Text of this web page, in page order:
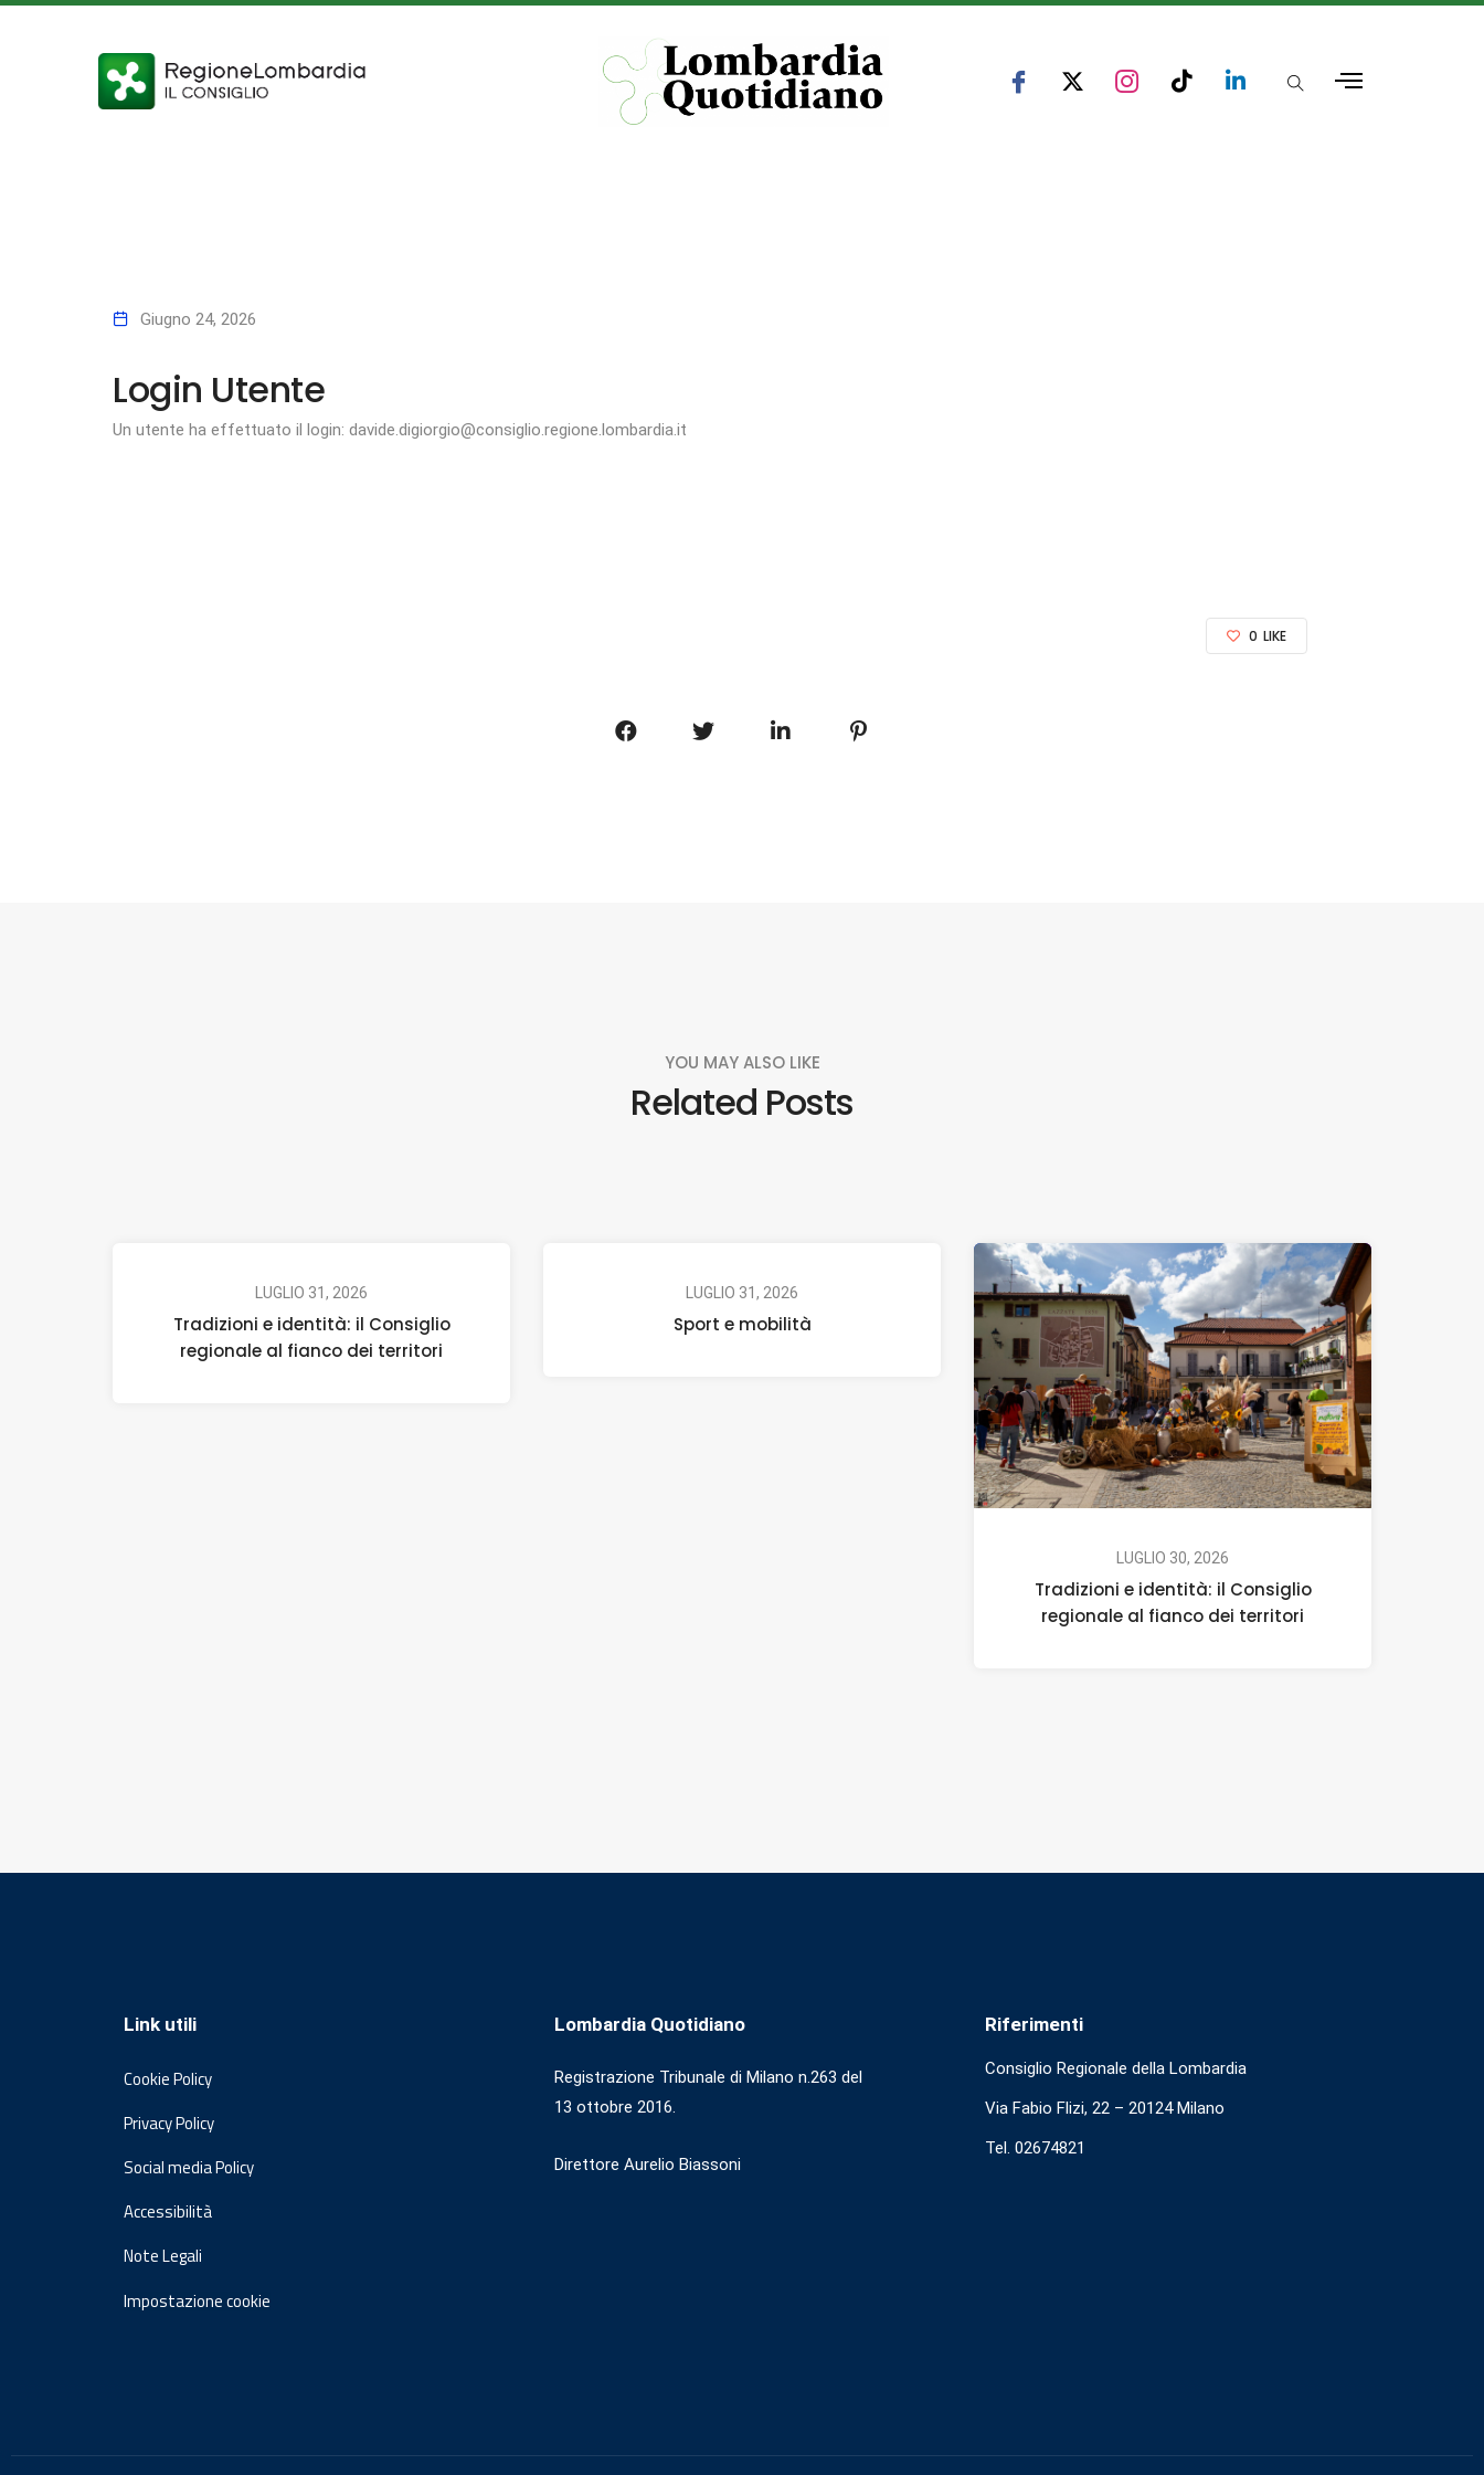
Giugno 24, 2026
Login Utente
Un utente ha effettuato il login: davide.digiorgio@consiglio.regione.lombardia.it
0 LIKE
YOU MAY ALSO LIKE
Related Posts
LUGLIO 31, 2026
Tradizioni e identità: il Consiglio
regionale al fianco dei territori
LUGLIO 31, 2026
Sport e mobilità
LUGLIO 30, 2026
Tradizioni e identità: il Consiglio
regionale al fianco dei territori
Link utili
Cookie Policy
Privacy Policy
Social media Policy
Accessibilità
Note Legali
Impostazione cookie
Lombardia Quotidiano
Registrazione Tribunale di Milano n.263 del
13 ottobre 2016.
Direttore Aurelio Biassoni
Riferimenti
Consiglio Regionale della Lombardia
Via Fabio Flizi, 22 – 20124 Milano
Tel. 02674821